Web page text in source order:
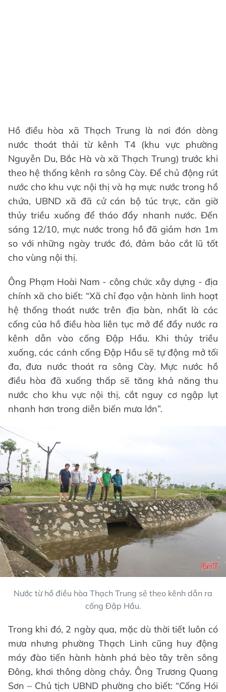
Hồ điều hòa xã Thạch Trung là nơi đón dòng
nước thoát thải từ kênh T4 (khu vực phường
Nguyễn Du, Bắc Hà và xã Thạch Trung) trước khi
theo hệ thống kênh ra sông Cày. Để chủ động rút
nước cho khu vực nội thị và hạ mực nước trong hồ
chứa, UBND xã đã cử cán bộ túc trực, căn giờ
thủy triều xuống để tháo đẩy nhanh nước. Đến
sáng 12/10, mực nước trong hồ đã giảm hơn 1m
so với những ngày trước đó, đảm bảo cắt lũ tốt
cho vùng nội thị.
Ông Phạm Hoài Nam - công chức xây dựng - địa
chính xã cho biết: “Xã chỉ đạo vận hành linh hoạt
hệ thống thoát nước trên địa bàn, nhất là các
cống của hồ điều hòa liên tục mở để đẩy nước ra
kênh dẫn vào cống Đập Hầu. Khi thủy triều
xuống, các cánh cống Đập Hầu sẽ tự động mở tối
đa, đưa nước thoát ra sông Cày. Mực nước hồ
điều hòa đã xuống thấp sẽ tăng khả năng thu
nước cho khu vực nội thị, cắt nguy cơ ngập lụt
nhanh hơn trong diễn biến mưa lớn”.
Nước từ hồ điều hòa Thạch Trung sẽ theo kênh dẫn ra
cống Đập Hầu.
Trong khi đó, 2 ngày qua, mặc dù thời tiết luôn có
mưa nhưng phường Thạch Linh cũng huy động
máy đào tiến hành hành phá bèo tây trên sông
Đông, khơi thông dòng chảy. Ông Trương Quang
Sơn – Chủ tịch UBND phường cho biết: “Cống Hói